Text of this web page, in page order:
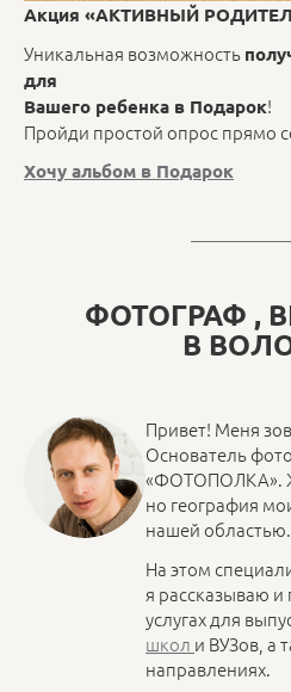
Акция «АКТИВНЫЙ
Уникальная возможность
для
Вашего ребенка в Подарок!
Пройди простой опрос прямо
Хочу альбом в Подарок
ФОТОГРАФ ,
В
Привет! Меня
Основатель
«ФОТОПОЛКА».
но география
нашей областью.
На этом
я рассказываю
услугах для
школ и ВУЗов, а
направлениях.